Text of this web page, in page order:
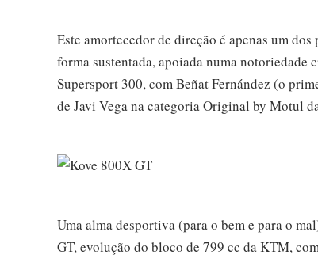
Este amortecedor de direção é apenas um
forma sustentada, apoiada numa notoriedade
Supersport 300, com Beñat Fernández (o
de Javi Vega na categoria Original by Motul
Uma alma desportiva (para o bem e para o
GT, evolução do bloco de 799 cc da KTM,